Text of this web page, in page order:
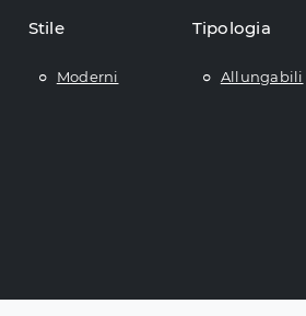
Stile
Moderni
Tipologia
Allungabili